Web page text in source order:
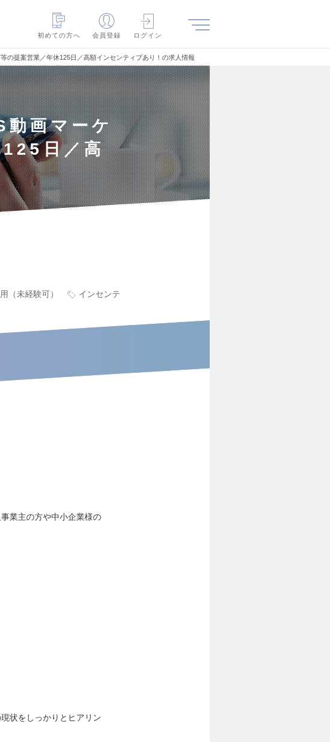
初めての方へ
会員登録 ログイン
提案営業／年休125日／高額インセンティブあり！の求人情報
画マーケ
125日／高
（未経験可）
インセンテ
業主の方や中小企業様の
状をしっかりとヒアリン